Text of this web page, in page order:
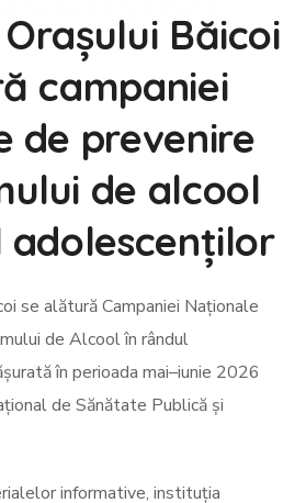
Băicoi
campaniei
de prevenire
de alcool
adolescenților
se alătură Campaniei Naționale
de Alcool în rândul
în perioada mai–iunie 2026
de Sănătate Publică și
informative, instituția